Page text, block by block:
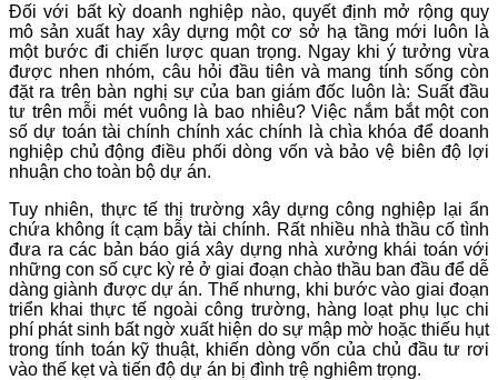
Đối với bất kỳ doanh nghiệp nào, quyết định mở rộng quy
mô sản xuất hay xây dựng một cơ sở hạ tầng mới luôn là
một bước đi chiến lược quan trọng. Ngay khi ý tưởng vừa
được nhen nhóm, câu hỏi đầu tiên và mang tính sống còn
đặt ra trên bàn nghị sự của ban giám đốc luôn là: Suất đầu
tư trên mỗi mét vuông là bao nhiêu? Việc nắm bắt một con
số dự toán tài chính chính xác chính là chìa khóa để doanh
nghiệp chủ động điều phối dòng vốn và bảo vệ biên độ lợi
nhuận cho toàn bộ dự án.
Tuy nhiên, thực tế thị trường xây dựng công nghiệp lại ẩn
chứa không ít cạm bẫy tài chính. Rất nhiều nhà thầu cố tình
đưa ra các bản báo giá xây dựng nhà xưởng khái toán với
những con số cực kỳ rẻ ở giai đoạn chào thầu ban đầu để dễ
dàng giành được dự án. Thế nhưng, khi bước vào giai đoạn
triển khai thực tế ngoài công trường, hàng loạt phụ lục chi
phí phát sinh bất ngờ xuất hiện do sự mập mờ hoặc thiếu hụt
trong tính toán kỹ thuật, khiến dòng vốn của chủ đầu tư rơi
vào thế kẹt và tiến độ dự án bị đình trệ nghiêm trọng.